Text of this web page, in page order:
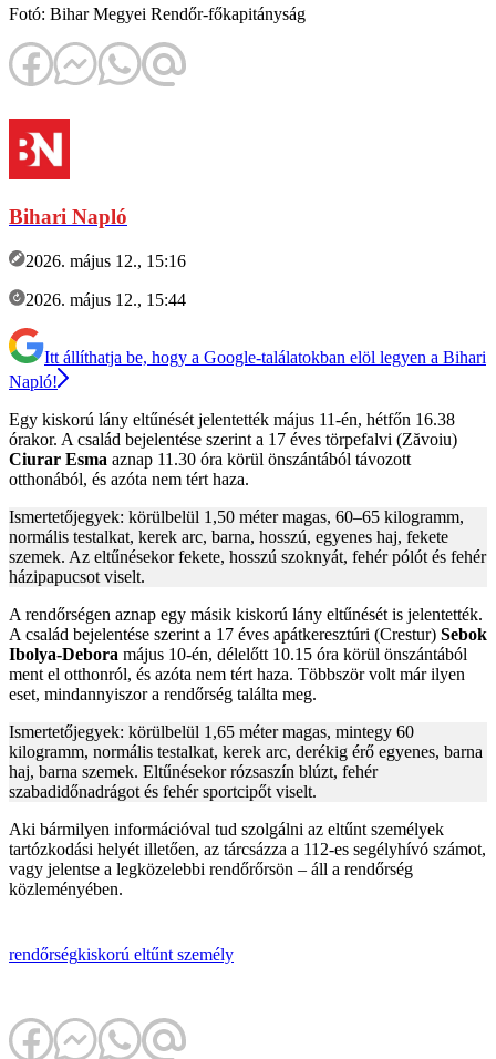
Fotó: Bihar Megyei Rendőr-főkapitányság
Bihari Napló
2026. május 12., 15:16
2026. május 12., 15:44
Itt állíthatja be, hogy a Google-találatokban elöl legyen a Bihari
Napló!
Egy kiskorú lány eltűnését jelentették május 11-én, hétfőn 16.38
órakor. A család bejelentése szerint a 17 éves törpefalvi (Zăvoiu)
Ciurar Esma aznap 11.30 óra körül önszántából távozott
otthonából, és azóta nem tért haza.
Ismertetőjegyek: körülbelül 1,50 méter magas, 60–65 kilogramm,
normális testalkat, kerek arc, barna, hosszú, egyenes haj, fekete
szemek. Az eltűnésekor fekete, hosszú szoknyát, fehér pólót és fehér
házipapucsot viselt.
A rendőrségen aznap egy másik kiskorú lány eltűnését is jelentették.
A család bejelentése szerint a 17 éves apátkeresztúri (Crestur) Sebok
Ibolya-Debora május 10-én, délelőtt 10.15 óra körül önszántából
ment el otthonról, és azóta nem tért haza. Többször volt már ilyen
eset, mindannyiszor a rendőrség találta meg.
Ismertetőjegyek: körülbelül 1,65 méter magas, mintegy 60
kilogramm, normális testalkat, kerek arc, derékig érő egyenes, barna
haj, barna szemek. Eltűnésekor rózsaszín blúzt, fehér
szabadidőnadrágot és fehér sportcipőt viselt.
Aki bármilyen információval tud szolgálni az eltűnt személyek
tartózkodási helyét illetően, az tárcsázza a 112-es segélyhívó számot,
vagy jelentse a legközelebbi rendőrőrsön – áll a rendőrség
közleményében.
rendőrségkiskorú eltűnt személy